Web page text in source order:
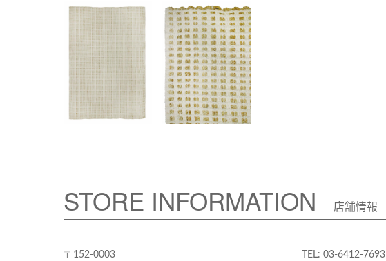
STORE INFORMATION 店舗情報
〒152-0003
TEL: 03-6412-7693